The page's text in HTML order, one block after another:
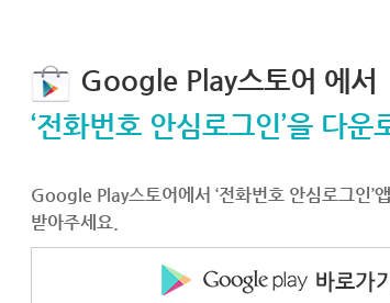
Google Play스토어 에서
‘전화번호 안심로그인’을 다운
Google Play스토어에서 ‘전화번호 안심로그인’
받아주세요.